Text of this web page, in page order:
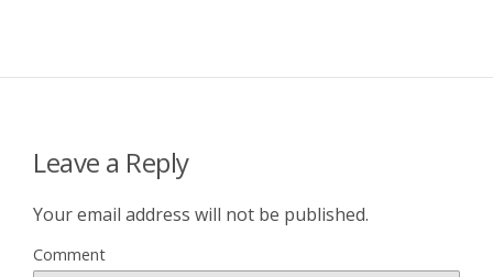
Leave a Reply
Your email address will not be published.
Comment